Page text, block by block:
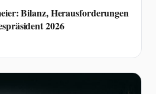
Bilanz, Herausforderungen
2026